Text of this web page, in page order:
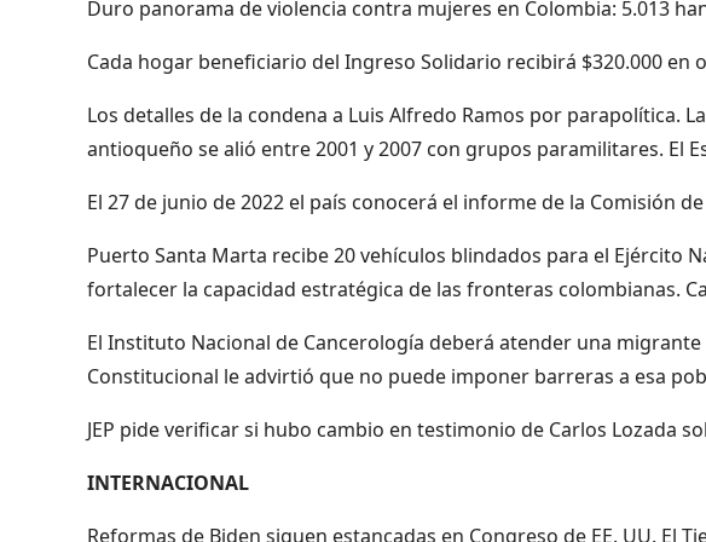
Duro panorama de violencia contra mujeres en Colombia: 5.013
Cada hogar beneficiario del Ingreso Solidario recibirá $320.000 en
Los detalles de la condena a Luis Alfredo Ramos por parapolítica.
antioqueño se alió entre 2001 y 2007 con grupos paramilitares. El
El 27 de junio de 2022 el país conocerá el informe de la Comisión
Puerto Santa Marta recibe 20 vehículos blindados para el Ejército
fortalecer la capacidad estratégica de las fronteras colombianas.
El Instituto Nacional de Cancerología deberá atender una
Constitucional le advirtió que no puede imponer barreras a esa
JEP pide verificar si hubo cambio en testimonio de Carlos Lozada
INTERNACIONAL
Reformas de Biden siguen estancadas en Congreso de EE. UU. El